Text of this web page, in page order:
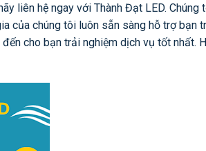
liên hệ ngay với Thành Đạt LED. Chúng
của chúng tôi luôn sẵn sàng hỗ trợ bạn
cho bạn trải nghiệm dịch vụ tốt nhất.